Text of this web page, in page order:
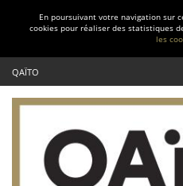
En poursuivant votre navigation sur
cookies pour réaliser des statistiques
les
QAÏTO